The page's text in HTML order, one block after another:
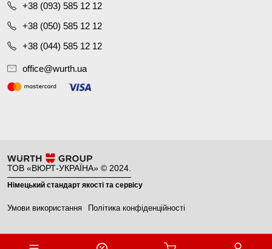
+38 (093) 585 12 12
+38 (050) 585 12 12
+38 (044) 585 12 12
office@wurth.ua
ТОВ «ВЮРТ-УКРАЇНА» © 2024.
Німецький стандарт якості та сервісу
Умови використання Політика конфіденційності